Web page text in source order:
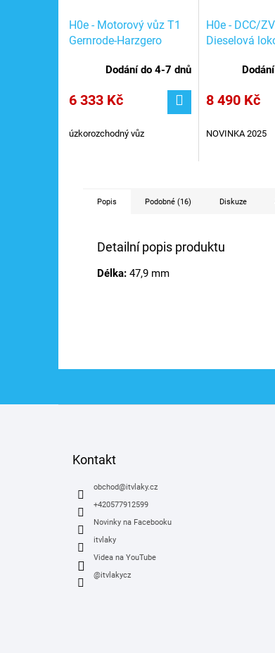
H0e - Motorový vůz T1
Gernrode-Harzgero
Dodání do 4-7 dnů
6 333 Kč
úzkorozchodný vůz
H0e - DCC/
Dieselová
7550005
8 490 Kč
NOVINKA 2025
Popis Podobné (16) Diskuze
Detailní popis produktu
Délka: 47,9 mm
Kontakt
obchod@itvlaky.cz
+420577912599
Novinky na Facebooku
itvlaky
Videa na YouTube
@itvlakycz